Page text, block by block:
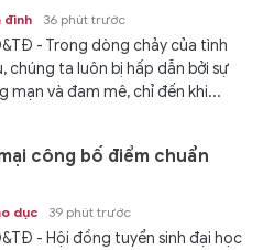
đình 36 phút trước
- Trong dòng chảy của tình
chúng ta luôn bị hấp dẫn bởi sự
mạn và đam mê, chỉ đến khi...
công bố điểm chuẩn
dục 39 phút trước
- Hội đồng tuyển sinh đại học